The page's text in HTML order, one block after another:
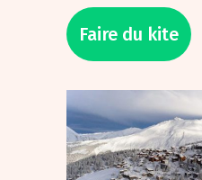
Faire du kite